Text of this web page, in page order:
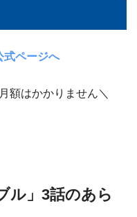
式ページへ
額はかかりません＼
ル」3話のあら